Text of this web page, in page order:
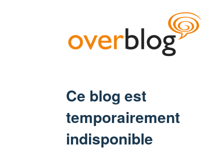
Ce blog est
temporairement
indisponible